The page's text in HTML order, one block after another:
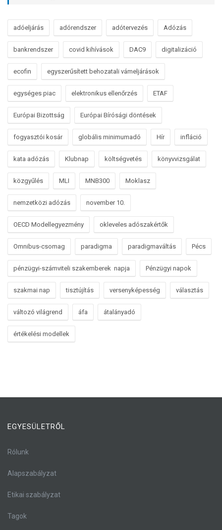
adóeljárás adórendszer adótervezés Adózás
bankrendszer covid kihívások DAC9 digitalizáció
ecofin egyszerűsített behozatali vámeljárások
egységes piac elektronikus ellenőrzés ETAF
Európai Bizottság Európai Bírósági döntések
fogyasztói kosár globális minimumadó Hír infláció
kata adózás Klubnap költségvetés könyvvizsgálat
közgyűlés MLI MNB300 Moklasz
nemzetközi adózás november 10.
OECD Modellegyezmény okleveles adószakértők
Omnibus-csomag paradigma paradigmaváltás Pécs
pénzügyi-számviteli szakemberek napja Pénzügyi napok
szakmai nap tisztújítás versenyképesség választás
változó világrend áfa átalányadó
értékelési modellek
EGYESÜLETRŐL
Rólunk
Alapszabályzat
Etikai szabályzat
Tagok